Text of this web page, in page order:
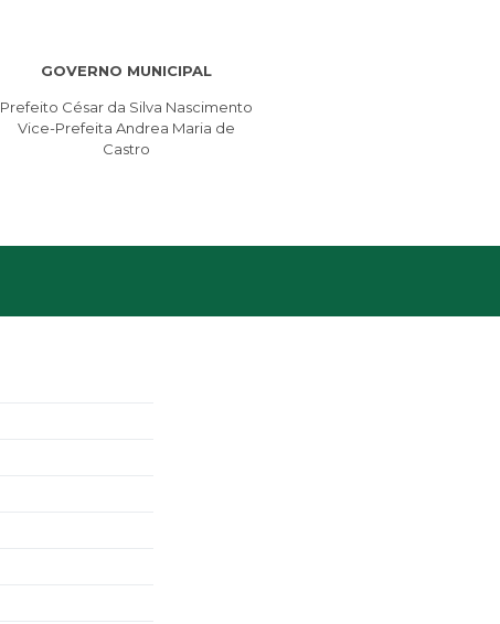
GOVERNO MUNICIPAL
Prefeito César da Silva Nascimento
Vice-Prefeita Andrea Maria de
Castro